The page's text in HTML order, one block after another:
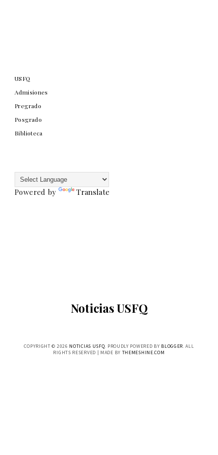
USFQ
Admisiones
Pregrado
Posgrado
Biblioteca
Powered by Translate
Noticias USFQ
COPYRIGHT © 2026 NOTICIAS USFQ . PROUDLY POWERED BY BLOGGER . ALL
RIGHTS RESERVED | MADE BY THEMESHINE.COM